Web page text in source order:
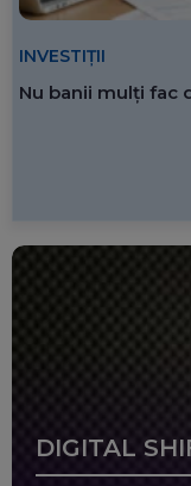
INVESTIȚII
Nu banii mulți fac
DIGITAL